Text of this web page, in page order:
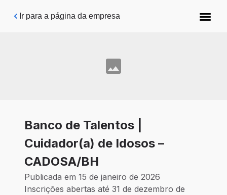
Pular para o conteúdo principal
Ir para a página da empresa
Banco de Talentos |
Cuidador(a) de Idosos –
CADOSA/BH
Publicada em 15 de janeiro de 2026
Inscrições abertas até 31 de dezembro de